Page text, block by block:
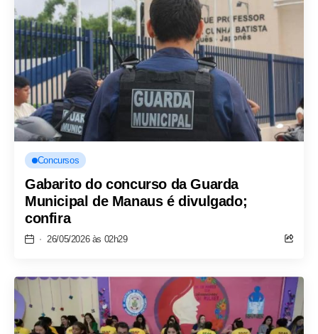
Concursos
Gabarito do concurso da Guarda
Municipal de Manaus é divulgado;
confira
26/05/2026 às 02h29